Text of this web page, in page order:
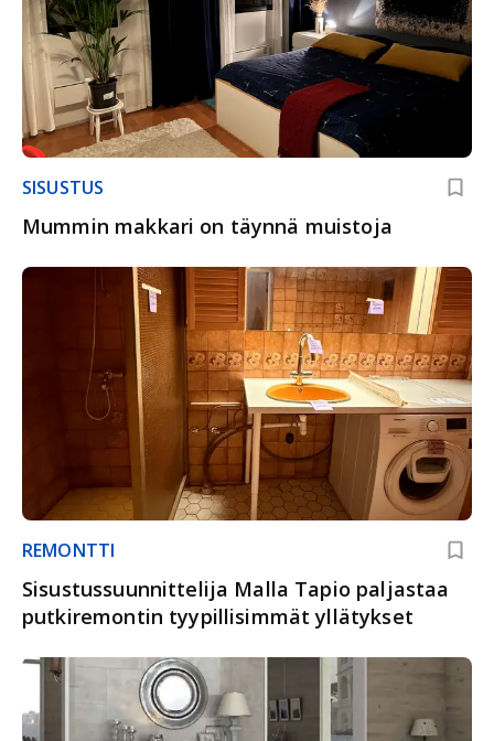
SISUSTUS
Mummin makkari on täynnä muistoja
REMONTTI
Sisustussuunnittelija Malla Tapio paljastaa
putkiremontin tyypillisimmät yllätykset